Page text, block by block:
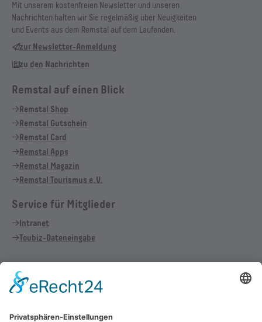
Mit unserem kostenfreien Newsletter und unseren
Nachrichten halten wir Sie regelmäßig über Neuigkeiten
und Events aus dem Remstal auf dem Laufenden.
zur Newsletter-Anmeldung
zu den Nachrichten
Remstal auf einen Blick
Remstal Shop
Remstal Gutschein
Remstal Card
Remstal Apps
Remstal Magazin
Remstal Tourismus e.V.
Service für Mitglieder
Intranet
Toubiz-Dateneingabe
Vertrag widerrufen